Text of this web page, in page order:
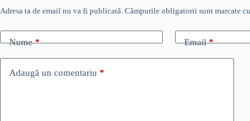
Adresa ta de email nu va fi publicată. Câmpurile obligatorii sunt marcate cu
Nume* Email*
Adaugă un comentariu *